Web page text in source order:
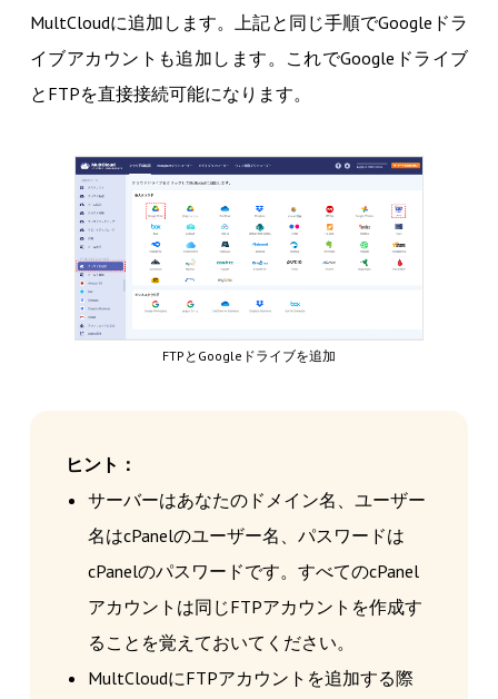
MultCloudに追加します。上記と同じ手順でGoogleドラ
イブアカウントも追加します。これでGoogleドライブ
とFTPを直接接続可能になります。
FTPとGoogleドライブを追加
ヒント：
サーバーはあなたのドメイン名、ユーザー
名はcPanelのユーザー名、パスワードは
cPanelのパスワードです。すべてのcPanel
アカウントは同じFTPアカウントを作成す
ることを覚えておいてください。
MultCloudにFTPアカウントを追加する際